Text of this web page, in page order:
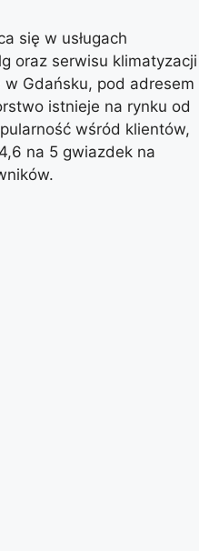
się w usługach
oraz serwisu klimatyzacji
Gdańsku, pod adresem
istnieje na rynku od
wśród klientów,
na 5 gwiazdek na